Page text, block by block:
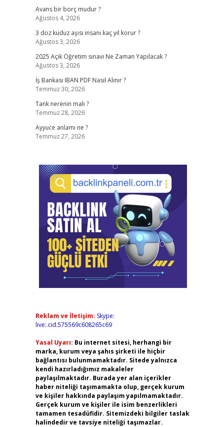
Avans bir borç mudur ?
Ağustos 4, 2026
3 doz kuduz aşısı insanı kaç yıl korur ?
Ağustos 3, 2026
2025 Açık Öğretim sınavı Ne Zaman Yapılacak ?
Ağustos 3, 2026
İş Bankası IBAN PDF Nasıl Alınır ?
Temmuz 30, 2026
Tank nerenin malı ?
Temmuz 28, 2026
Ayyuce anlamı ne ?
Temmuz 27, 2026
Reklam ve İletişim: Skype:
live:.cid.575569c608265c69
Yasal Uyarı: Bu internet sitesi, herhangi bir
marka, kurum veya şahıs şirketi ile hiçbir
bağlantısı bulunmamaktadır. Sitede yalnızca
kendi hazırladığımız makaleler
paylaşılmaktadır. Burada yer alan içerikler
haber niteliği taşımamakta olup, gerçek kurum
ve kişiler hakkında paylaşım yapılmamaktadır.
Gerçek kurum ve kişiler ile isim benzerlikleri
tamamen tesadüfidir. Sitemizdeki bilgiler taslak
halindedir ve tavsiye niteliği taşımazlar.